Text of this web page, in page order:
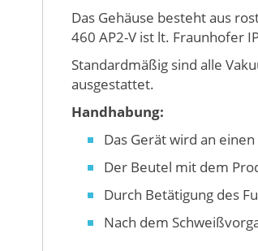
Das Gehäuse besteht aus
460 AP2-V ist lt. Fraunhofer
Standardmäßig sind alle
ausgestattet.
Handhabung:
Das Gerät wird an
Der Beutel mit dem
Durch Betätigung des
Nach dem